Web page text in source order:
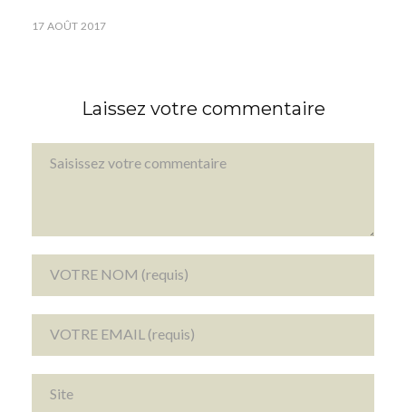
17 AOÛT 2017
Laissez votre commentaire